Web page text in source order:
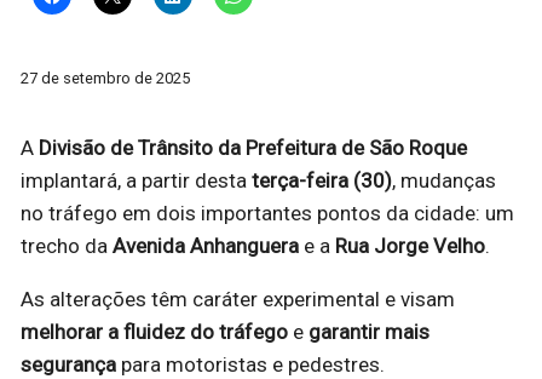
27 de setembro de 2025
A Divisão de Trânsito da Prefeitura de São Roque
implantará, a partir desta terça-feira (30), mudanças
no tráfego em dois importantes pontos da cidade: um
trecho da Avenida Anhanguera e a Rua Jorge Velho.
As alterações têm caráter experimental e visam
melhorar a fluidez do tráfego e garantir mais
segurança para motoristas e pedestres.